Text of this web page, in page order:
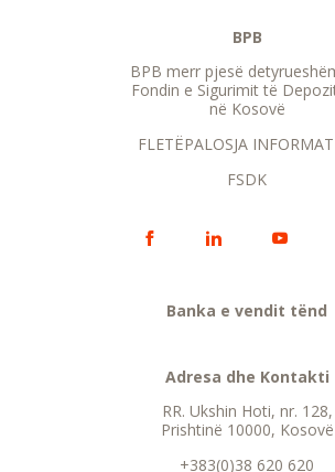
BPB
BPB merr pjesë
Fondin e Sigurimit të
në Kosovë
FLETËPALOSJA
FSDK
Banka e vendit tënd
Adresa dhe Kontakti
RR. Ukshin Hoti, nr. 128,
Prishtinë 10000, Kosovë
+383(0)38 620 620